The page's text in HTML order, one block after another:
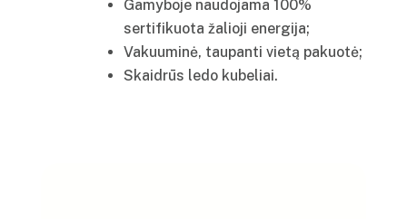
Gamyboje naudojama 100%
sertifikuota žalioji energija;
Vakuuminė, taupanti vietą pakuotė;
Skaidrūs ledo kubeliai.